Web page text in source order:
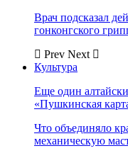
Врач подсказал
гонконгского
Prev Next
Культура
Еще один
«Пушкинская
Что объединяло
механическую